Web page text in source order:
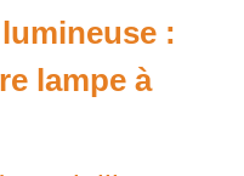
:
lampe à